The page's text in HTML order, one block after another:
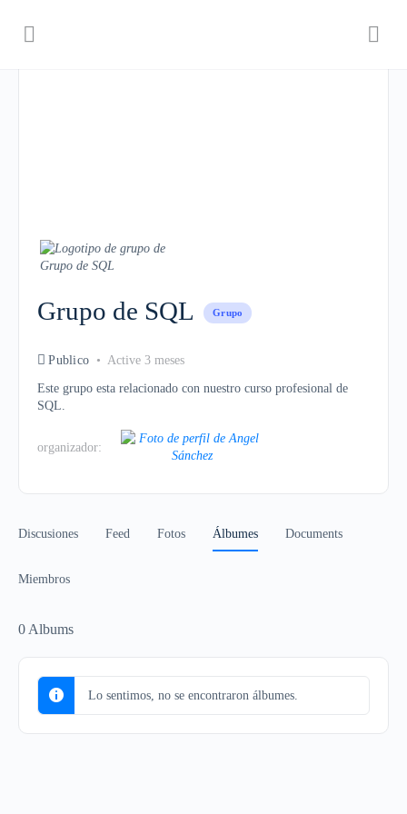
Grupo de SQL Grupo
Publico Active 3 meses
Este grupo esta relacionado con nuestro curso profesional de
SQL.
organizador:
Discusiones Feed Fotos Álbumes Documents
Miembros
0 Albums
Lo sentimos, no se encontraron álbumes.